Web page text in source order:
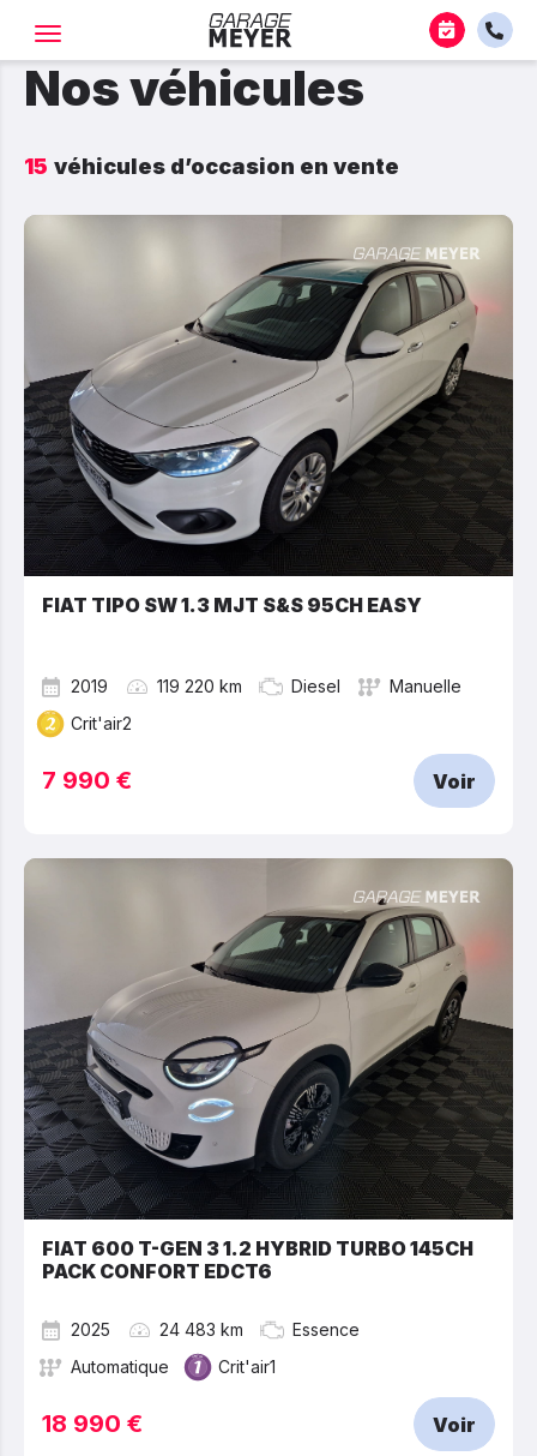
Nos véhicules
15 véhicules d’occasion en vente
FIAT TIPO SW 1.3 MJT S&S 95CH EASY
2019 119 220 km Diesel
Manuelle
Crit'air2
7 990 € Voir
FIAT 600 T-GEN 3 1.2 HYBRID TURBO 145CH
PACK CONFORT EDCT6
2025 24 483 km
Essence
Automatique
Crit'air1
18 990 € Voir